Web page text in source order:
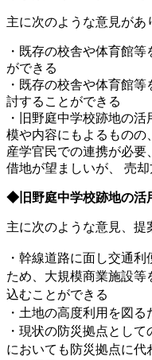
主に次のような意見があ
・既存の校舎や体育館
ができる
・既存の校舎や体育館
討することができる
・旧野庭中学校跡地の
模や内容にもよるものの
産学官⺠での連携が必要
借地が望ましいが、 売
◆旧野庭中学校跡地の活
主に次のような意見、提
・幹線道路に面し交通
ため、大規模商業施設
込むことができる
・土地の高度利用を図
・現状の防災拠点とし
においても防災拠点に